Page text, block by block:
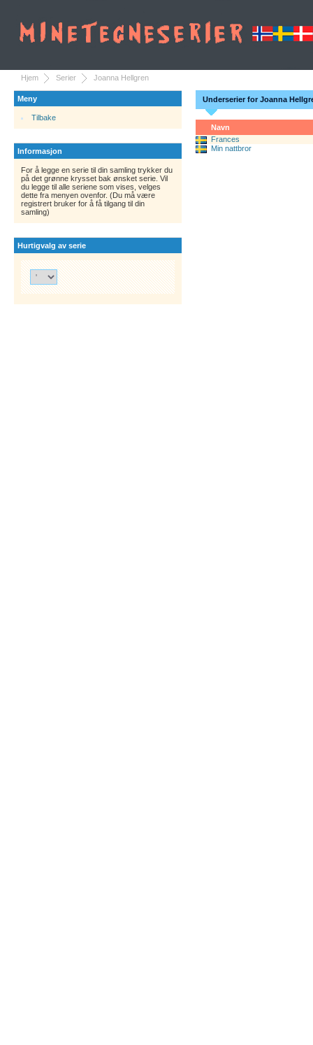
Hjem Serier Joanna Hellgren
Meny
Tilbake
Informasjon
For å legge en serie til din samling trykker du
på det grønne krysset bak ønsket serie. Vil
du legge til alle seriene som vises, velges
dette fra menyen ovenfor. (Du må være
registrert bruker for å få tilgang til din
samling)
Hurtigvalg av serie
Underserier for Joanna
Navn
Frances
Min nattbror